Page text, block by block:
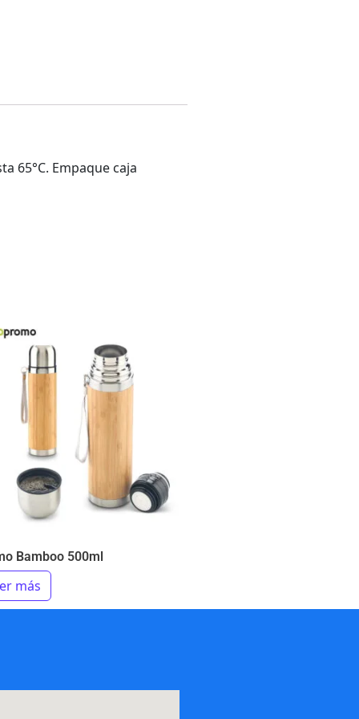
65°C. Empaque caja
Bamboo 500ml
más